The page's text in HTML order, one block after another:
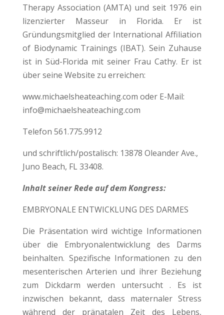
Therapy Association (AMTA) und seit 1976 ein
lizenzierter Masseur in Florida. Er ist
Gründungsmitglied der International Affiliation
of Biodynamic Trainings (IBAT). Sein Zuhause
ist in Süd-Florida mit seiner Frau Cathy. Er ist
über seine Website zu erreichen:
www.michaelsheateaching.com oder E-Mail:
info@michaelsheateaching.com
Telefon 561.775.9912
und schriftlich/postalisch: 13878 Oleander Ave.,
Juno Beach, FL 33408.
Inhalt seiner Rede auf dem Kongress:
EMBRYONALE ENTWICKLUNG DES DARMES
Die Präsentation wird wichtige Informationen
über die Embryonalentwicklung des Darms
beinhalten. Spezifische Informationen zu den
mesenterischen Arterien und ihrer Beziehung
zum Dickdarm werden untersucht . Es ist
inzwischen bekannt, dass maternaler Stress
während der pränatalen Zeit des Lebens,